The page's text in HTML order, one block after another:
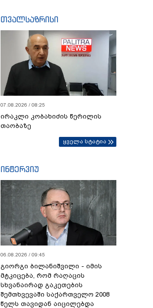
თვალსაზრისი
07.08.2026 / 08:25
ირაკლი კობახიძის წერილის
თაობაზე
ყველა სტატია
ინტერვიუ
06.08.2026 / 09:45
გიორგი ბილანიშვილი - იმის
მტკიცება, რომ რაღაცის
სხვანაირად გაკეთების
შემთხვევაში საქართველო 2008
წელს თავიდან აიცილებდა